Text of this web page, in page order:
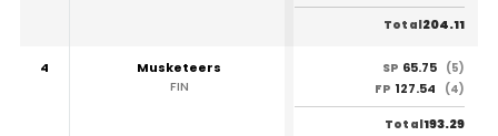
Total204.11
4
Musketeers
FIN
SP 65.75 (5)
FP 127.54 (4)
Total193.29